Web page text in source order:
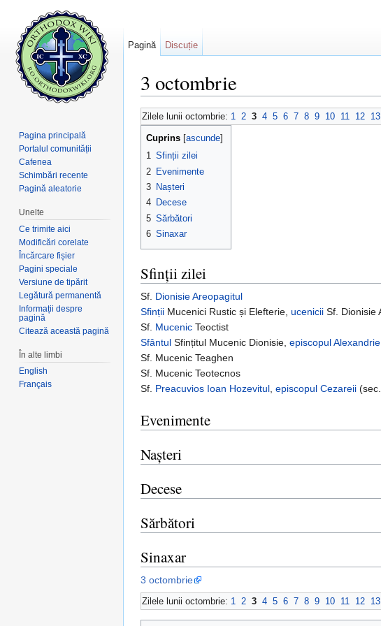
3 octombrie
Zilele lunii octombrie: 1 2 3 4 5 6 7 8 9 10 11 12 13
Cuprins ascunde
1 Sfinții zilei
2 Evenimente
3 Nașteri
4 Decese
5 Sărbători
6 Sinaxar
Sfinții zilei
Sf. Dionisie Areopagitul
Sfinții Mucenici Rustic și Elefterie, ucenicii Sf. Dionisie
Sf. Mucenic Teoctist
Sfântul Sfințitul Mucenic Dionisie, episcopul
Sf. Mucenic Teaghen
Sf. Mucenic Teotecnos
Sf. Preacuvios Ioan Hozevitul, episcopul Cezareii
Evenimente
Nașteri
Decese
Sărbători
Sinaxar
3 octombrie
Zilele lunii octombrie: 1 2 3 4 5 6 7 8 9 10 11 12 13
Pagină Discuție
Pagina principală
Portalul comunității
Cafenea
Schimbări recente
Pagină aleatorie
Unelte
Ce trimite aici
Modificări corelate
Încărcare fișier
Pagini speciale
Versiune de tipărit
Legătură permanentă
Informații despre
pagină
Citează această pagină
În alte limbi
English
Français